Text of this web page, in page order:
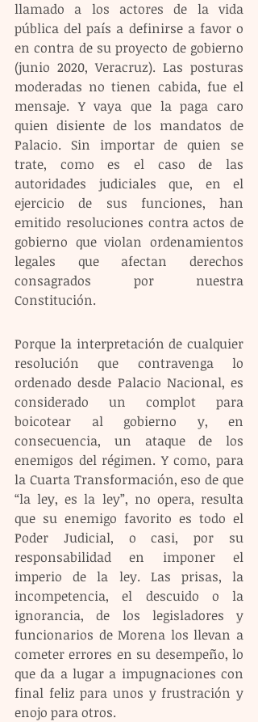
llamado a los actores de la vida
pública del país a definirse a favor o
en contra de su proyecto de gobierno
(junio 2020, Veracruz). Las posturas
moderadas no tienen cabida, fue el
mensaje. Y vaya que la paga caro
quien disiente de los mandatos de
Palacio. Sin importar de quien se
trate, como es el caso de las
autoridades judiciales que, en el
ejercicio de sus funciones, han
emitido resoluciones contra actos de
gobierno que violan ordenamientos
legales que afectan derechos
consagrados por nuestra
Constitución.
Porque la interpretación de cualquier
resolución que contravenga lo
ordenado desde Palacio Nacional, es
considerado un complot para
boicotear al gobierno y, en
consecuencia, un ataque de los
enemigos del régimen. Y como, para
la Cuarta Transformación, eso de que
“la ley, es la ley”, no opera, resulta
que su enemigo favorito es todo el
Poder Judicial, o casi, por su
responsabilidad en imponer el
imperio de la ley. Las prisas, la
incompetencia, el descuido o la
ignorancia, de los legisladores y
funcionarios de Morena los llevan a
cometer errores en su desempeño, lo
que da a lugar a impugnaciones con
final feliz para unos y frustración y
enojo para otros.